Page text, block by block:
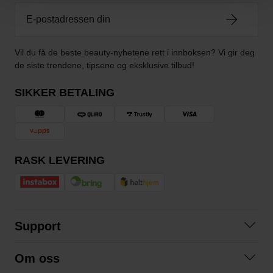
Vil du få de beste beauty-nyhetene rett i innboksen? Vi gir deg
de siste trendene, tipsene og eksklusive tilbud!
SIKKER BETALING
RASK LEVERING
Support
Om oss